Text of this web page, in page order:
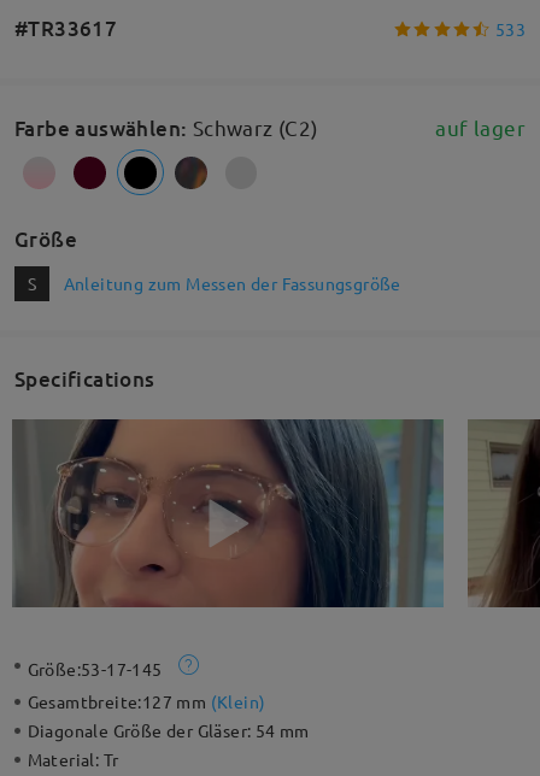
#TR33617 533
Farbe auswählen: Schwarz (C2) auf lager
Größe
S Anleitung zum Messen der Fassungsgröße
Specifications
Größe:53-17-145
Gesamtbreite:127 mm (Klein)
Diagonale Größe der Gläser: 54 mm
Material: Tr